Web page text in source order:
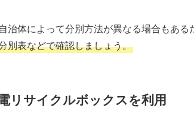
治体によって分別方法が異なる場合もある
別表などで確認しましょう。
リサイクルボックスを利用